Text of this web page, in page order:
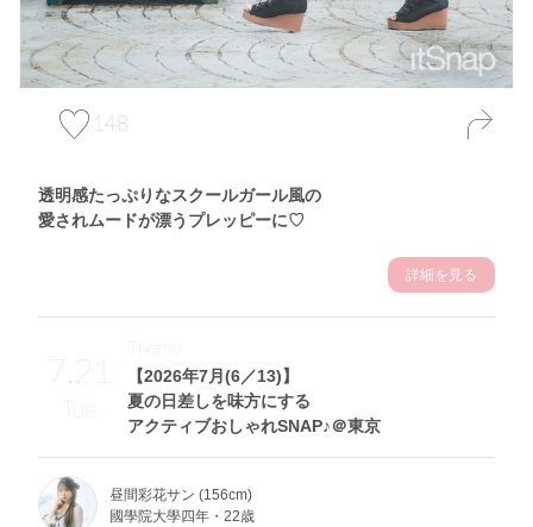
148
透明感たっぷりなスクールガール風の
愛されムードが漂うプレッピーに♡
詳細を見る
7.21
Tue
【2026年7月(6／13)】
夏の日差しを味方にする
アクティブおしゃれSNAP♪＠東京
Theme
昼間彩花サン (156cm)
國學院大學四年・22歳